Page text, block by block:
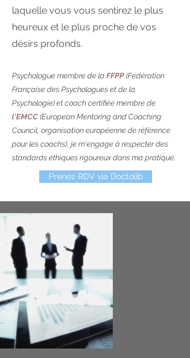
laquelle vous vous sentirez le plus
heureux et le plus proche de vos
désirs profonds.
Psychologue membre de la FFPP (Fédération
Française des Psychologues et de la
Psychologie) et coach certifiée membre de
l'EMCC (European Mentoring and Coaching
Council, organisation européenne de référence
pour les coachs), je m'engage à respecter des
standards éthiques rigoureux dans ma pratique.
Prenez RDV via Doctolib